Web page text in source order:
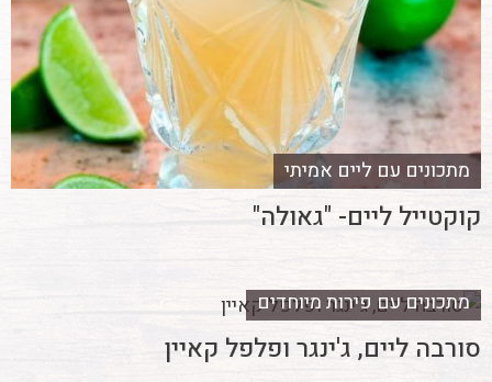
מתכונים עם ליים אמיתי
קוקטייל ליים- "גאולה"
מתכונים עם פירות מיוחדים
סורבה ליים, ג'ינגר ופלפל קאיין